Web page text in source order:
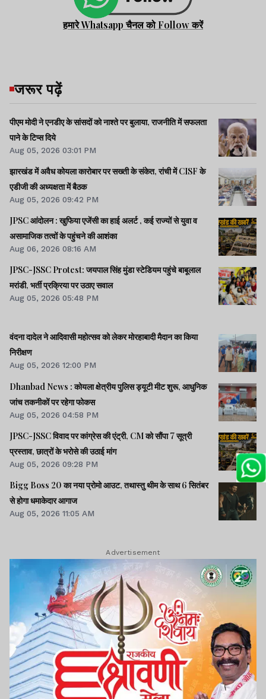
हमारे Whatsapp चैनल को Follow करें
जरूर पढ़ें
पीएम मोदी ने एनडीए के सांसदों को नाश्ते पर बुलाया, राजनीति में सफलता
पाने के टिप्स दिये
Aug 05, 2026 03:01 PM
झारखंड में अवैध कोयला कारोबार पर सख्ती के संकेत, रांची में CISF के
एडीजी की अध्यक्षता में बैठक
Aug 05, 2026 09:42 PM
JPSC आंदोलन : खुफिया एजेंसी का हाई अलर्ट , कई राज्यों से युवा व
असामाजिक तत्वों के पहुंचने की आशंका
Aug 06, 2026 08:16 AM
JPSC-JSSC Protest: जयपाल सिंह मुंडा स्टेडियम पहुंचे बाबूलाल
मरांडी, भर्ती प्रक्रिया पर उठाए सवाल
Aug 05, 2026 05:48 PM
वंदना दादेल ने आदिवासी महोत्सव को लेकर मोरहाबादी मैदान का किया
निरीक्षण
Aug 05, 2026 12:00 PM
Dhanbad News : कोयला क्षेत्रीय पुलिस ड्यूटी मीट शुरू, आधुनिक
जांच तकनीकों पर रहेगा फोकस
Aug 05, 2026 04:58 PM
JPSC-JSSC विवाद पर कांग्रेस की एंट्री, CM को सौंपा 7 सूत्री
प्रस्ताव, छात्रों के भरोसे की उठाई मांग
Aug 05, 2026 09:28 PM
Bigg Boss 20 का नया प्रोमो आउट, तथास्तु थीम के साथ 6 सितंबर
से होगा धमाकेदार आगाज
Aug 05, 2026 11:05 AM
Advertisement